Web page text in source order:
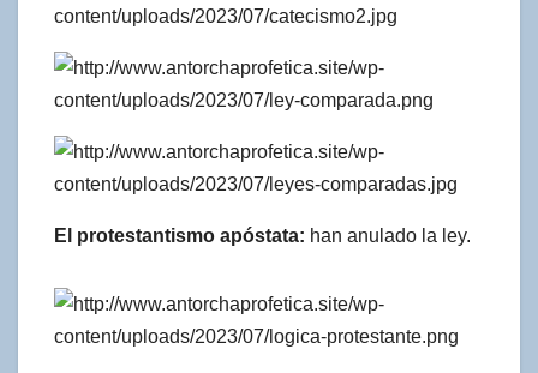
El protestantismo apóstata: han anulado la ley.